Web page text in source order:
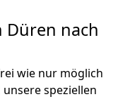
Düren nach
wie nur möglich
speziellen